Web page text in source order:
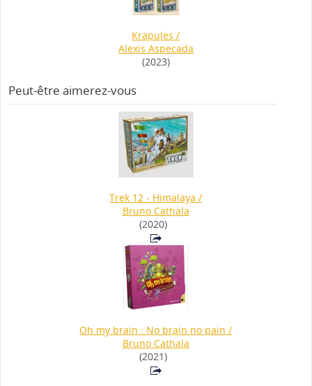
Krapules /
Alexis Aspecada
(2023)
Peut-être aimerez-vous
Trek 12 - Himalaya /
Bruno Cathala
(2020)
Oh my brain : No brain no pain /
Bruno Cathala
(2021)